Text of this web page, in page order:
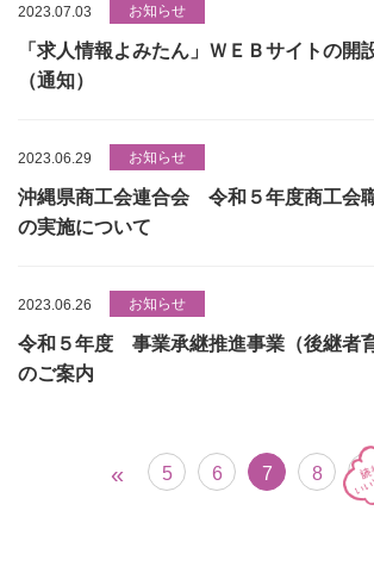
2023.07.03 お知らせ
「求人情報よみたん」ＷＥＢサイトの開
（通知）
2023.06.29 お知らせ
沖縄県商工会連合会 令和５年度商工会
の実施について
2023.06.26 お知らせ
令和５年度 事業承継推進事業（後継者
のご案内
« 5 6 7 8 9